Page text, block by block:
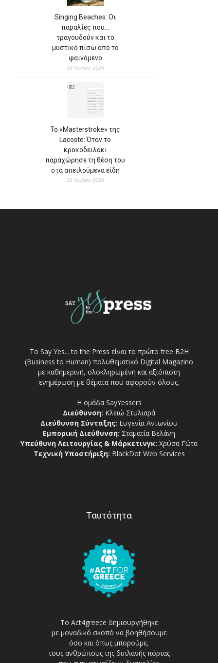
Singing Beaches: Οι
παραλίες που…
τραγουδούν και το
μυστικό πίσω από το
φαινόμενο
23 Ιουλίου 2026
Το «Masterstroke» της
Lacoste: Όταν το
κροκοδειλάκι
παραχώρησε τη θέση του
στα απειλούμενα είδη
23 Ιουλίου 2026
Το Say Yes... to the Press είναι το πρώτο free Β2Η
(Business to Human) πολυθεματικό Digital Magazino
με καθημερινή, ολοκληρωμένη και αξιόπιστη
ενημέρωση με θέματα που αφορούν όλους.
Η ομάδα SayYessers
Διεύθυνση: Κλειώ Στυλιαρά
Διεύθυνση Σύνταξης: Ευγενία Αντωνίου
Εμπορική Διεύθυνση: Σταματία Βελάνη
Υπεύθυνη Λειτουργίας & Μάρκετινγκ: Χρύσα Γώτα
Τεχνική Υποστήριξη: BlackDot Web Services
Ταυτότητα
Το Act4greece δημιουργήθηκε
με μοναδικό σκοπό να βοηθήσουμε
όσο και όπως μπορούμε,
τους ανθρώπους της διπλανής πόρτας